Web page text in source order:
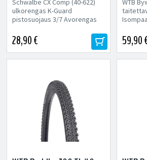
ulkorengas K-Guard
pistosuojaus 3/7 Avorengas
28,90 €
kumin...
59,90